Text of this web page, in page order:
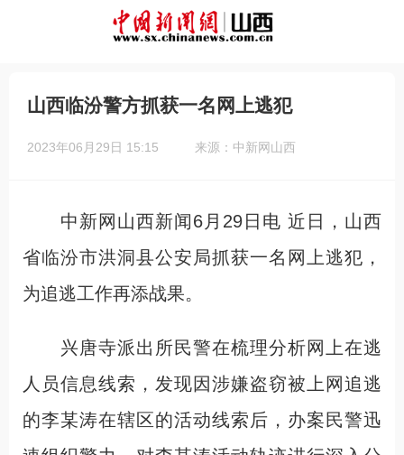
山西临汾警方抓获一名网上逃犯
2023年06月29日 15:15 来源：中新网山西
中新网山西新闻6月29日电 近日，山西
省临汾市洪洞县公安局抓获一名网上逃犯，
为追逃工作再添战果。
兴唐寺派出所民警在梳理分析网上在逃
人员信息线索，发现因涉嫌盗窃被上网追逃
的李某涛在辖区的活动线索后，办案民警迅